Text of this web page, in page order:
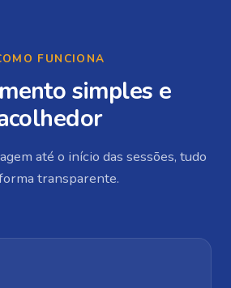
FUNCIONA
simples e
até o início das sessões, tudo
transparente.